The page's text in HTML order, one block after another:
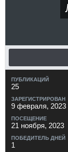
ПУБЛИКАЦИЙ
25
ЗАРЕГИСТРИРОВАН
9 февраля, 2023
ПОСЕЩЕНИЕ
21 ноября, 2023
ПОБЕДИТЕЛЬ ДНЕЙ
1